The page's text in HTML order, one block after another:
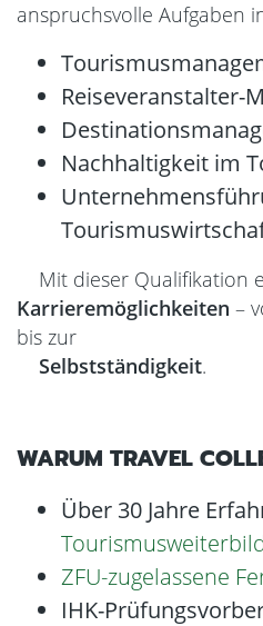
anspruchsvolle Aufgaben
Reiseveranstalter-
Nachhaltigkeit im
Mit dieser Qualifikation
Karrieremöglichkeiten –
bis zur
Selbstständigkeit.
WARUM TRAVEL
Über 30 Jahre
ZFU-zugelassene
IHK-